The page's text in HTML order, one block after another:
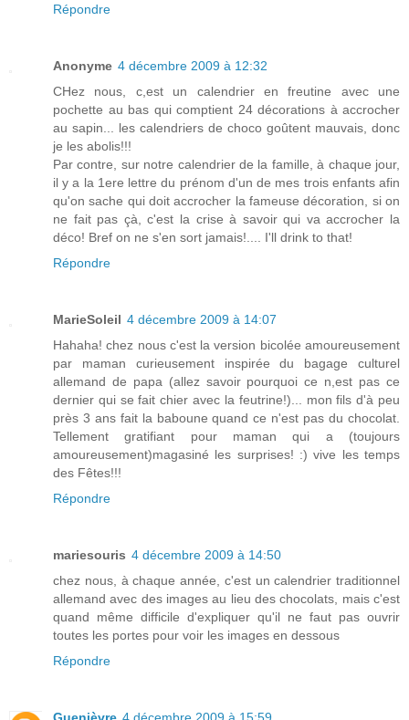
Répondre
Anonyme 4 décembre 2009 à 12:32
CHez nous, c,est un calendrier en freutine avec une
pochette au bas qui comptient 24 décorations à accrocher
au sapin... les calendriers de choco goûtent mauvais, donc
je les abolis!!!
Par contre, sur notre calendrier de la famille, à chaque jour,
il y a la 1ere lettre du prénom d'un de mes trois enfants afin
qu'on sache qui doit accrocher la fameuse décoration, si on
ne fait pas çà, c'est la crise à savoir qui va accrocher la
déco! Bref on ne s'en sort jamais!.... I'll drink to that!
Répondre
MarieSoleil 4 décembre 2009 à 14:07
Hahaha! chez nous c'est la version bicolée amoureusement
par maman curieusement inspirée du bagage culturel
allemand de papa (allez savoir pourquoi ce n,est pas ce
dernier qui se fait chier avec la feutrine!)... mon fils d'à peu
près 3 ans fait la baboune quand ce n'est pas du chocolat.
Tellement gratifiant pour maman qui a (toujours
amoureusement)magasiné les surprises! :) vive les temps
des Fêtes!!!
Répondre
mariesouris 4 décembre 2009 à 14:50
chez nous, à chaque année, c'est un calendrier traditionnel
allemand avec des images au lieu des chocolats, mais c'est
quand même difficile d'expliquer qu'il ne faut pas ouvrir
toutes les portes pour voir les images en dessous
Répondre
Guenièvre 4 décembre 2009 à 15:59